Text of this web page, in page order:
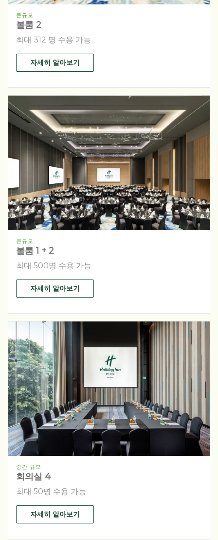
큰규모
볼룸 2
최대 312 명 수용 가능
자세히 알아보기
큰규모
볼룸 1 + 2
최대 500명 수용 가능
자세히 알아보기
중간 규모
회의실 4
최대 50명 수용 가능
자세히 알아보기